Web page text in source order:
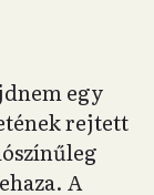
egy
rejtett
A